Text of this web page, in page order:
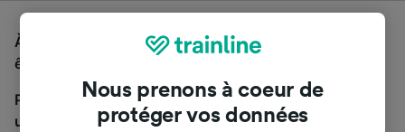
À la recherche d'un bus de Munich Hbf à Essen, vous
êtes au bon endroit.
Pour trouver des billets de bus, lancez simplement
une recherche ci-dessus. Nous comparons les temps
Nous prenons à coeur de
protéger vos données